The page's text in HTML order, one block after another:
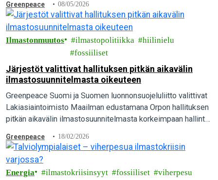
muuten harhaanjohtavia kestävyysmielikuvia.
Greenpeace 08/05/2026
Ilmastonmuutos ilmastopolitiikka
hiilinielu
fossiiliset
Järjestöt valittivat hallituksen pitkän aikavälin
ilmastosuunnitelmasta oikeuteen
Greenpeace Suomi ja Suomen luonnonsuojeluliitto valittivat
Lakiasiaintoimisto Maailman edustamana Orpon hallituksen
pitkän aikavälin ilmastosuunnitelmasta korkeimpaan hallinto-
mutta pääministeri Orpon hallituksen suunnitelmalla siihen ei
päästä…
Greenpeace 18/02/2026
Energia ilmastokriisinsyyt fossiiliset viherpesu